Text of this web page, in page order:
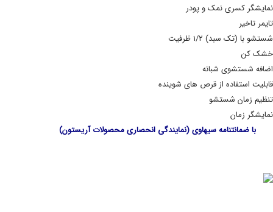
نمایشگر کسری نمک و پودر
تایمر تاخیر
شستشو با (تک سبد) ۱/۲ ظرفیت
خشک کن
اضافه شستشوی شبانه
قابلیت استفاده از قرص های شوینده
تنظیم زمان شستشو
نمایشگر زمان
با ضمانتنامه سیهاوی (نمایندگی انحصاری محصولات آریستون)